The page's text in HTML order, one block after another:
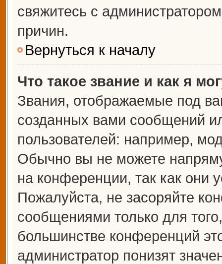
свяжитесь с
причин.
Вернуться к началу
Что такое звание и как я
Звания, отображаемые под
созданных вами сообщений
пользователей: например,
Обычно вы не можете
на конференции, так как они
Пожалуйста, не засоряйте
сообщениями только для
большинстве конференций
администратор понизят